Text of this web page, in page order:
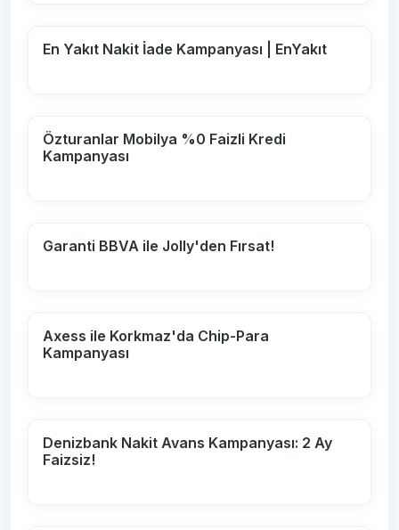
En Yakıt Nakit İade Kampanyası | EnYakıt
Özturanlar Mobilya %0 Faizli Kredi
Kampanyası
Garanti BBVA ile Jolly'den Fırsat!
Axess ile Korkmaz'da Chip-Para
Kampanyası
Denizbank Nakit Avans Kampanyası: 2 Ay
Faizsiz!